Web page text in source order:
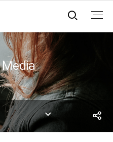
통합